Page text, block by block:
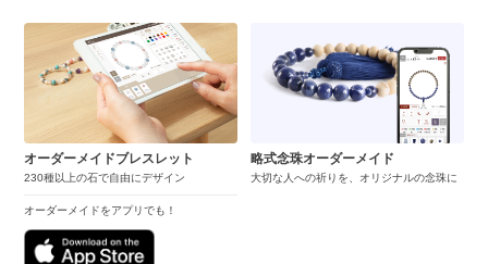
オーダーメイドブレスレット
230種以上の石で自由にデザイン
オーダーメイドをアプリでも！
略式念珠オーダーメイド
大切な人への祈りを、オリジナルの念珠に